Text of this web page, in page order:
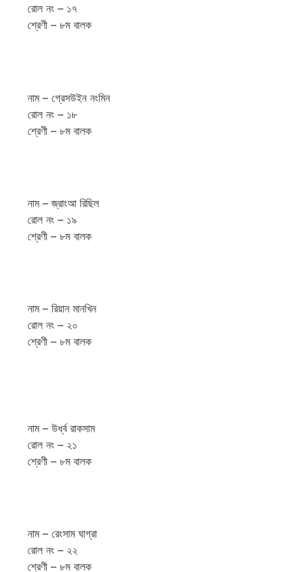
রোল নং – ১৭
শ্রেণী – ৮ম বালক
নাম – গ্রেসউইন নংমিন
রোল নং – ১৮
শ্রেণী – ৮ম বালক
নাম – জ্রাংআ রিছিল
রোল নং – ১৯
শ্রেণী – ৮ম বালক
নাম – রিয়ান মানখিন
রোল নং – ২০
শ্রেণী – ৮ম বালক
নাম – উর্ধ্ব রাকসাম
রোল নং – ২১
শ্রেণী – ৮ম বালক
নাম – রেংসাম ঘাগ্রা
রোল নং – ২২
শ্রেণী – ৮ম বালক